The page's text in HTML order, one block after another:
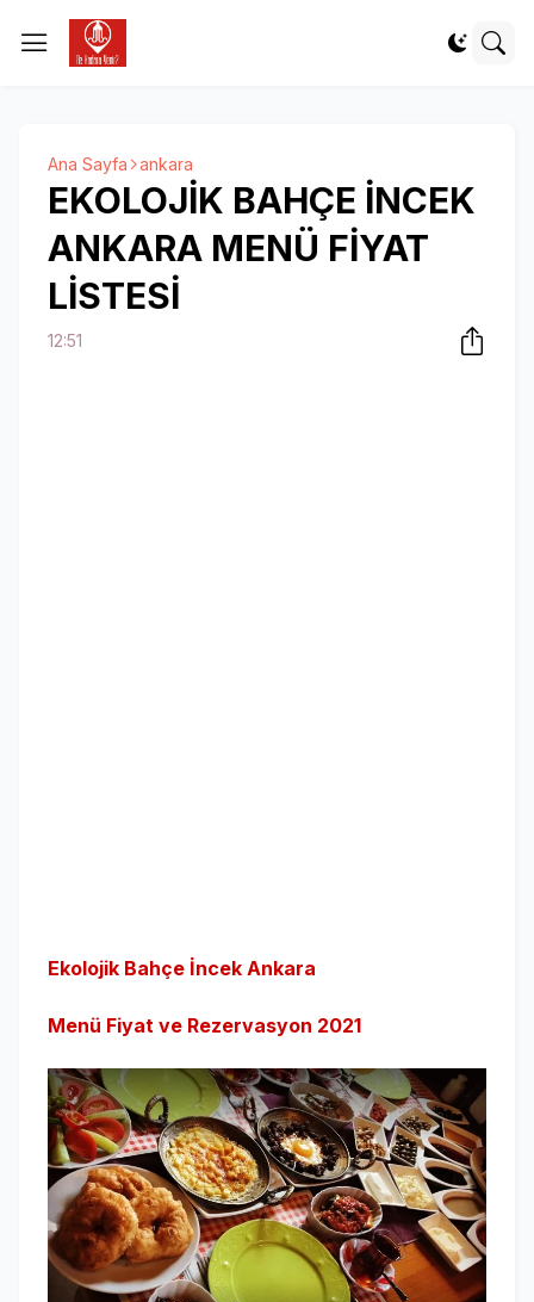
Ana Sayfa ankara
EKOLOJİK BAHÇE İNCEK
ANKARA MENÜ FİYAT
LİSTESİ
12:51
Ekolojik Bahçe İncek Ankara
Menü Fiyat ve Rezervasyon 2021